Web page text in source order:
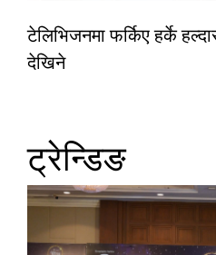
टेलिभिजनमा फर्किए हर्के
देखिने
ट्रेन्डिङ